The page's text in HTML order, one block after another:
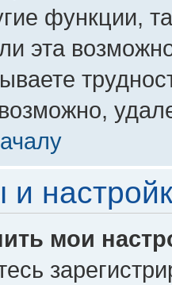
функции,
эта
мои